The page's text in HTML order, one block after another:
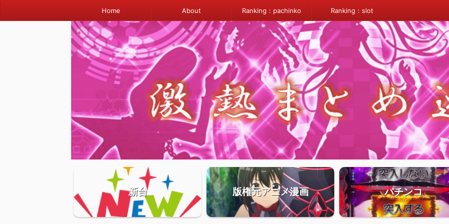
Home About Ranking：pachinko Ranking：slot
新台 版権元アニメ漫画 パチンコ